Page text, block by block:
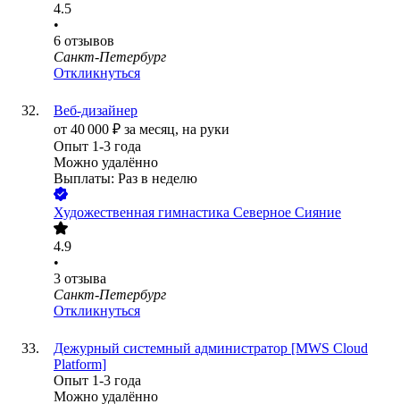
4.5
•
6 отзывов
Санкт-Петербург
Откликнуться
Веб-дизайнер
от 40 000 ₽ за месяц, на руки
Опыт 1-3 года
Можно удалённо
Выплаты: Раз в неделю
Художественная гимнастика Северное Сияние
4.9
•
3 отзыва
Санкт-Петербург
Откликнуться
Дежурный системный администратор [MWS Cloud
Platform]
Опыт 1-3 года
Можно удалённо